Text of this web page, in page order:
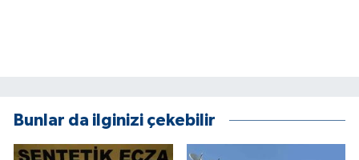
Bunlar da ilginizi çekebilir